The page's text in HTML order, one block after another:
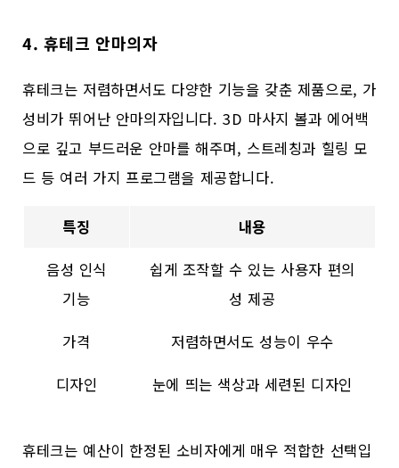
4. 휴테크 안마의자
휴테크는 저렴하면서도 다양한 기능을 갖춘 제품으로, 가
성비가 뛰어난 안마의자입니다. 3D 마사지 볼과 에어백
으로 깊고 부드러운 안마를 해주며, 스트레칭과 힐링 모
드 등 여러 가지 프로그램을 제공합니다.
특징
내용
음성 인식
기능
쉽게 조작할 수 있는 사용자 편의
성 제공
가격
저렴하면서도 성능이 우수
디자인
눈에 띄는 색상과 세련된 디자인
휴테크는 예산이 한정된 소비자에게 매우 적합한 선택입